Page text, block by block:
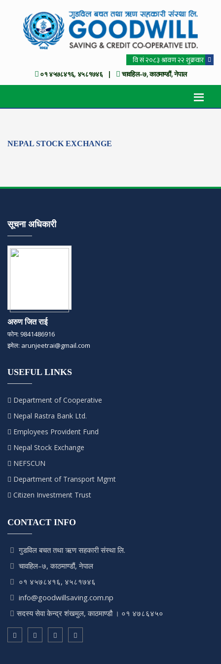
०१ ४५७८४१६, ४५८१७४६ | चावहिल–७, काठमाण्डौं, नेपाल
NEPAL STOCK EXCHANGE
सूचना अधिकारी
अरुण जित राई
फोन: 9841486916
इमेल: arunjeetrai@gmail.com
USEFUL LINKS
Department of Cooperative
Nepal Rastra Bank Ltd.
Employees Provident Fund
Nepal Stock Exchange
NEFSCUN
Department of Transport Mgmt
Citizen Investment Trust
CONTACT INFO
गुडविल बचत तथा ऋण सहकारी संस्था लि.
चावहिल–७, काठमाण्डौं, नेपाल
०१ ४५७८४१६, ४५८१७४६
info@goodwillsaving.com.np
सदस्य सेवा केन्द्र शंखमुल, काठमाण्डौ । ०१ ४७८६४५०